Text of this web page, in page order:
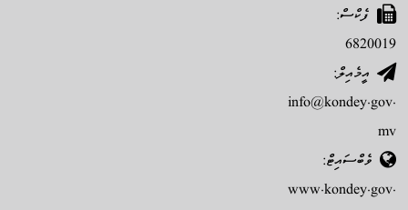
ފެކްސް:
6820019
އީމެއިލް:
info@kondey.gov.
mv
ވެބްސައިޓް:
www.kondey.gov.